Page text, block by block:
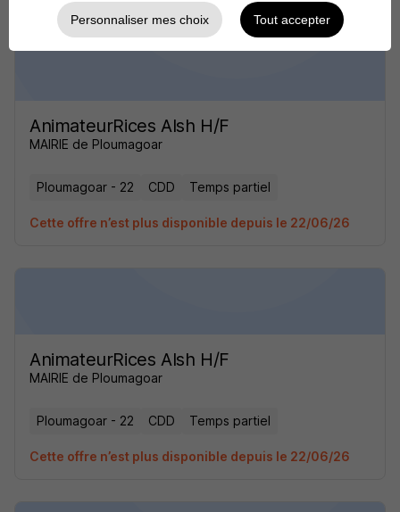
AnimateurRices Alsh H/F
MAIRIE de Ploumagoar
Ploumagoar - 22 CDD Temps partiel
Cette offre n’est plus disponible depuis le 22/06/26
AnimateurRices Alsh H/F
MAIRIE de Ploumagoar
Ploumagoar - 22 CDD Temps partiel
Cette offre n’est plus disponible depuis le 22/06/26
Personnaliser mes choix Tout accepter